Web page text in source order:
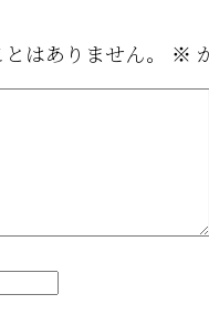
はありません。 ※